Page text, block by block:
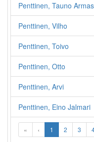
Penttinen, Tauno Armas
Penttinen, Vilho
Penttinen, Toivo
Penttinen, Otto
Penttinen, Arvi
Penttinen, Eino Jalmari
« ‹ 1 2 3